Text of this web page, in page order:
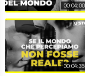
00:04:00
00:04:35